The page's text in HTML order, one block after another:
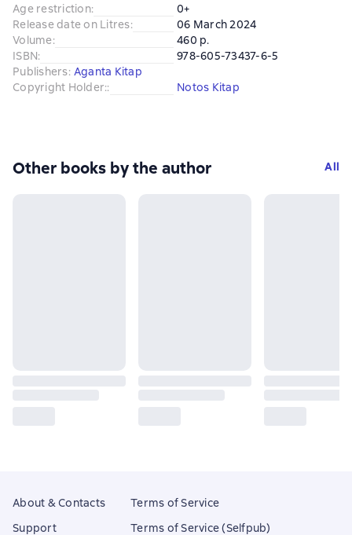
Age restriction:
0+
Release date on Litres:
06 March 2024
Volume:
460 p.
ISBN:
978-605-73437-6-5
Publishers: Aganta Kitap
Copyright Holder:: Notos Kitap
Other books by the author All
About & Contacts
Support
Terms of Service
Terms of Service (Selfpub)